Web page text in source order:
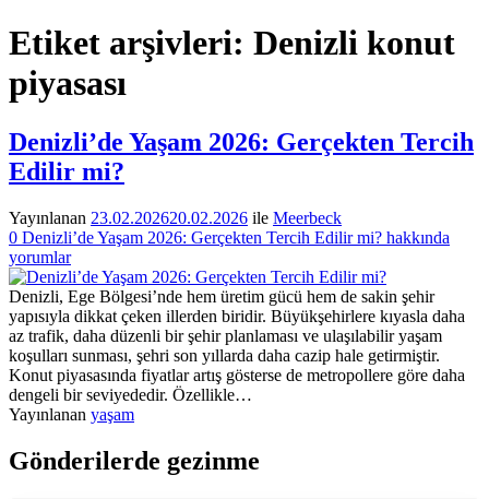
Etiket arşivleri: Denizli konut
piyasası
Denizli’de Yaşam 2026: Gerçekten Tercih
Edilir mi?
Yayınlanan 23.02.202620.02.2026 ile Meerbeck
0 Denizli’de Yaşam 2026: Gerçekten Tercih Edilir mi? hakkında
yorumlar
Denizli, Ege Bölgesi’nde hem üretim gücü hem de sakin şehir
yapısıyla dikkat çeken illerden biridir. Büyükşehirlere kıyasla daha
az trafik, daha düzenli bir şehir planlaması ve ulaşılabilir yaşam
koşulları sunması, şehri son yıllarda daha cazip hale getirmiştir.
Konut piyasasında fiyatlar artış gösterse de metropollere göre daha
dengeli bir seviyededir. Özellikle…
Yayınlanan yaşam
Gönderilerde gezinme